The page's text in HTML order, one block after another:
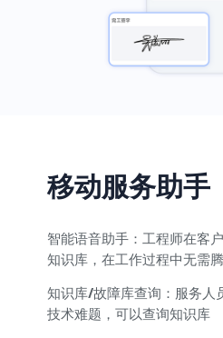
移动服务助手
智能语音助手： 工程师在客
知识库，在工作过程中无需
知识库/故障库查询： 服务人
技术难题，可以查询知识库